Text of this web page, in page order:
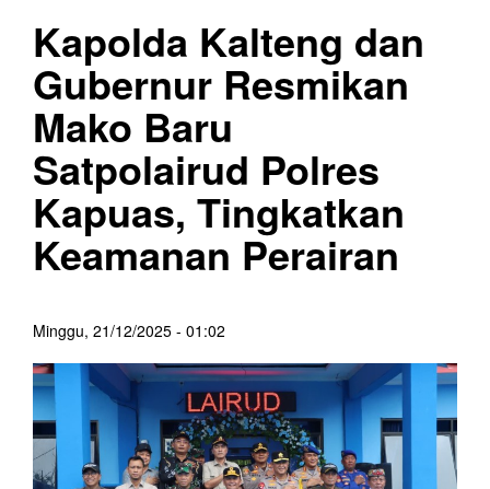
Kapolda Kalteng dan
Gubernur Resmikan
Mako Baru
Satpolairud Polres
Kapuas, Tingkatkan
Keamanan Perairan
Minggu, 21/12/2025 - 01:02